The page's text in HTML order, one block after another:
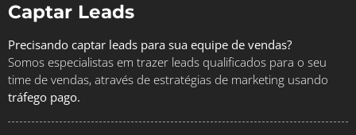
Captar Leads
Precisando captar leads para sua equipe de vendas?
Somos especialistas em trazer leads qualificados para o seu
time de vendas, através de estratégias de marketing usando
tráfego pago.